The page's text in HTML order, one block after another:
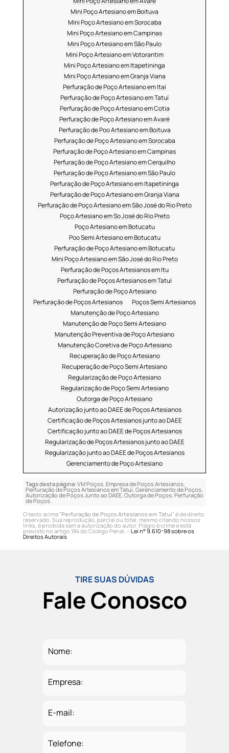
Mini Poço Artesiano em Boituva
Mini Poço Artesiano em Sorocaba
Mini Poço Artesiano em Campinas
Mini Poço Artesiano em São Paulo
Mini Poço Artesiano em Votorantim
Mini Poço Artesiano em Itapetininga
Mini Poço Artesiano em Granja Viana
Perfuração de Poço Artesiano em Itaí
Perfuração de Poço Artesiano em Tatuí
Perfuração de Poço Artesiano em Cotia
Perfuração de Poço Artesiano em Avaré
Perfuração de Poo Artesiano em Boituva
Perfuração de Poço Artesiano em Sorocaba
Perfuração de Poço Artesiano em Campinas
Perfuração de Poço Artesiano em Cerquilho
Perfuração de Poço Artesiano em São Paulo
Perfuração de Poço Artesiano em Itapetininga
Perfuração de Poço Artesiano em Granja Viana
Perfuração de Poço Artesiano em São José do Rio Preto
Poço Artesiano em So José do Rio Preto
Poço Artesiano em Botucatu
Poo Semi Artesiano em Botucatu
Perfuração de Poço Artesiano em Botucatu
Mini Poço Artesiano em São José do Rio Preto
Perfuração de Poços Artesianos em Itu
Perfuração de Poços Artesianos em Tatuí
Perfuração de Poço Artesiano
Perfuração de Poços Artesianos
Poços Semi Artesianos
Manutenção de Poço Artesiano
Manutenção de Poço Semi Artesiano
Manutenção Preventiva de Poço Artesiano
Manutenção Coretiva de Poço Artesiano
Recuperação de Poço Artesiano
Recuperação de Poço Semi Artesiano
Regularização de Poço Artesiano
Regularização de Poço Semi Artesiano
Outorga de Poço Artesiano
Autorização junto ao DAEE de Poços Artesianos
Certificação de Poços Artesianos junto ao DAEE
Certificação junto ao DAEE de Poços Artesianos
Regularização de Poços Artesianos junto ao DAEE
Regularização junto ao DAEE de Poços Artesianos
Gerenciamento de Poço Artesiano
Tags desta página:VM Poços, Empresa de Poços Artesianos,
Perfuração de Poços Artesianos em Tatuí, Gerenciamento de Poços,
Autorização de Poços Junto ao DAEE, Outorga de Poços, Perfuração
de Poços.
O texto acima "Perfuração de Poços Artesianos em Tatuí" é de direito
reservado. Sua reprodução, parcial ou total, mesmo citando nossos
links, é proibida sem a autorização do autor. Plágio é crime e está
previsto no artigo 184 do Código Penal. – Lei n° 9.610-98 sobre os
Direitos Autorais.
TIRE SUAS DÚVIDAS
Fale Conosco
Nome:
Empresa:
E-mail:
Telefone: